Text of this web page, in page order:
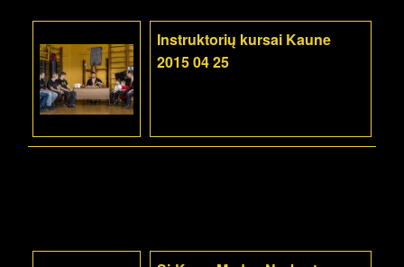
Instruktorių kursai Kaune
2015 04 25